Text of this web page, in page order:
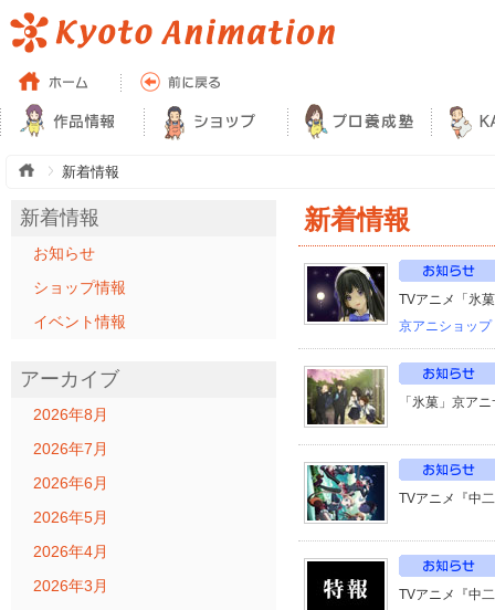
新着情報
新着情報
お知らせ
ショップ情報
イベント情報
アーカイブ
2026年8月
2026年7月
2026年6月
2026年5月
2026年4月
2026年3月
新着情報
TVアニメ「氷
京アニショッ
「氷菓」京ア
TVアニメ『中
TVアニメ『中